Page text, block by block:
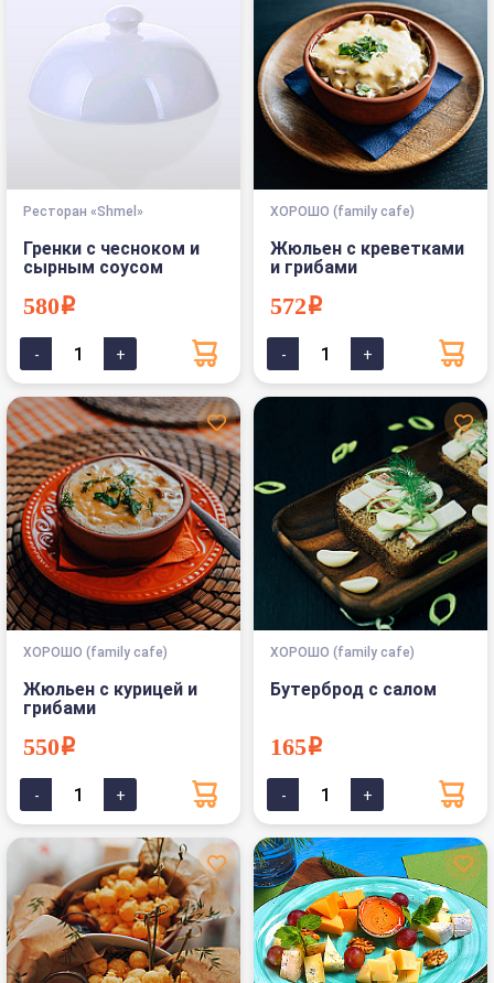
Ресторан «Shmel»
Гренки с чесноком и
сырным соусом
580i
ХОРОШО (family cafe)
Жюльен с креветками
и грибами
572i
ХОРОШО (family cafe)
Жюльен с курицей и
грибами
550i
ХОРОШО (family cafe)
Бутерброд с салом
165i